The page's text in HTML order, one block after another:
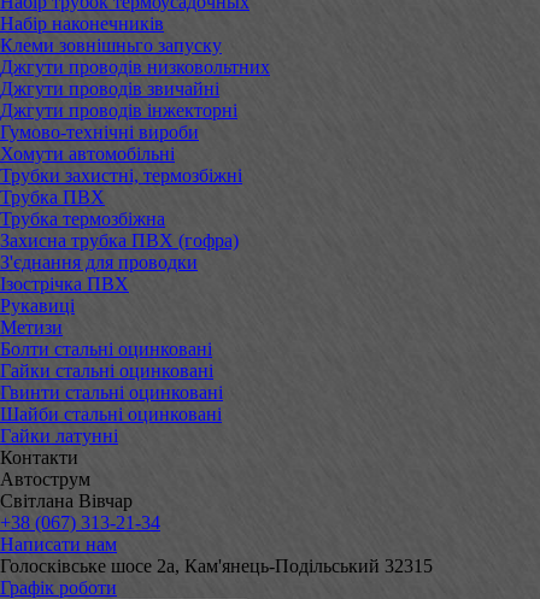
Набір наконечників
Клеми зовнішньго запуску
Джгути проводів низковольтних
Джгути проводів звичайні
Джгути проводів інжекторні
Гумово-технічні вироби
Хомути автомобільні
Трубки захистні, термозбіжні
Трубка ПВХ
Трубка термозбіжна
Захисна трубка ПВХ (гофра)
З'єднання для проводки
Ізострічка ПВХ
Рукавиці
Метизи
Болти стальні оцинковані
Гайки стальні оцинковані
Гвинти стальні оцинковані
Шайби стальні оцинковані
Гайки латунні
Контакти
Автострум
Світлана Вівчар
+38 (067) 313-21-34
Написати нам
Голосківське шосе 2а, Кам'янець-Подільський 32315
Графік роботи